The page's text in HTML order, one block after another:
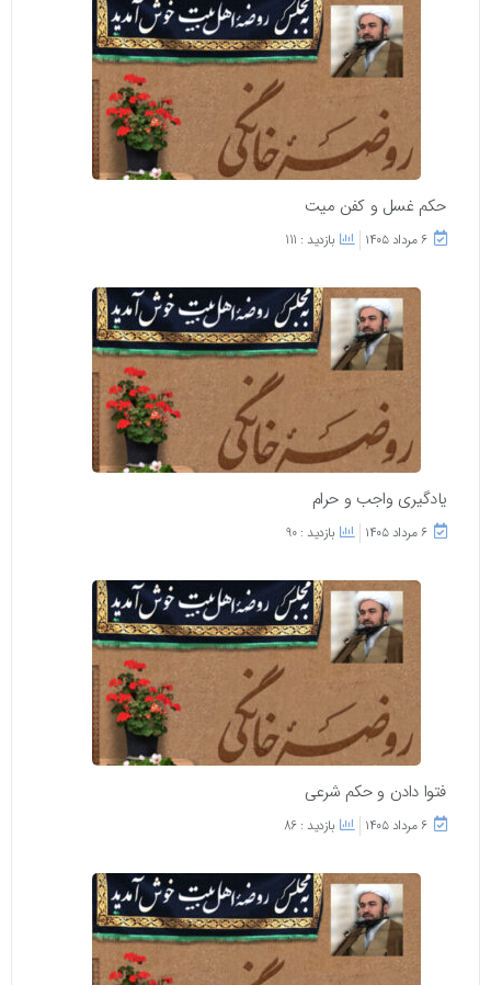
حکم غسل و کفن میت
۶ مرداد ۱۴۰۵ بازدید : 111
یادگیری واجب و حرام
۶ مرداد ۱۴۰۵ بازدید : 90
فتوا دادن و حکم شرعی
۶ مرداد ۱۴۰۵ بازدید : 86